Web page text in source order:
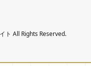
ト All Rights Reserved.